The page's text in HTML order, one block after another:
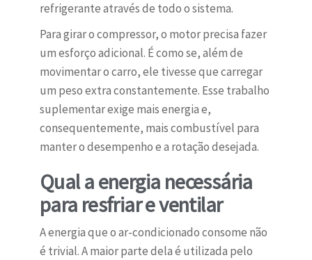
refrigerante através de todo o sistema.
Para girar o compressor, o motor precisa fazer
um esforço adicional. É como se, além de
movimentar o carro, ele tivesse que carregar
um peso extra constantemente. Esse trabalho
suplementar exige mais energia e,
consequentemente, mais combustível para
manter o desempenho e a rotação desejada.
Qual a energia necessária
para resfriar e ventilar
A energia que o ar-condicionado consome não
é trivial. A maior parte dela é utilizada pelo